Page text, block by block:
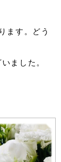
ます。どう
ました。